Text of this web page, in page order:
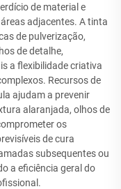
de material e
adjacentes. A tinta
de pulverização,
de detalhe,
a flexibilidade criativa
Recursos de
ajudam a prevenir
alaranjada, olhos de
os
de cura
subsequentes ou
a eficiência geral do